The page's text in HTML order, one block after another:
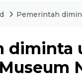
Pemerintah
diminta